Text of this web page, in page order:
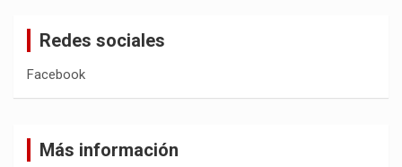
Redes sociales
Facebook
Más información